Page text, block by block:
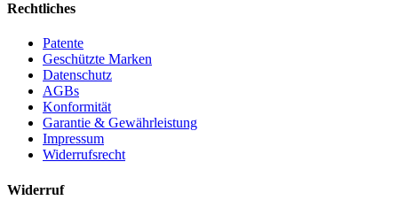
Rechtliches
Patente
Geschützte Marken
Datenschutz
AGBs
Konformität
Garantie & Gewährleistung
Impressum
Widerrufsrecht
Widerruf